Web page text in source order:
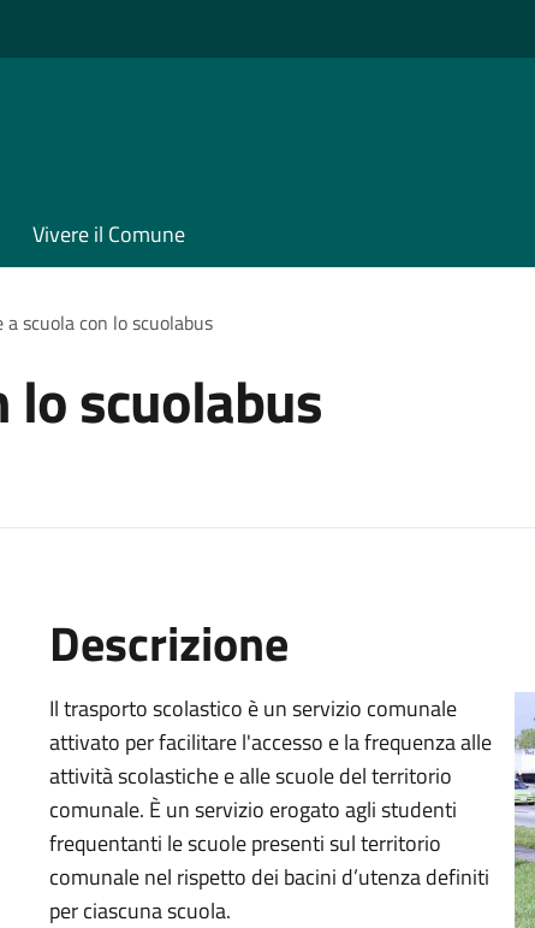
Vivere il Comune
a scuola con lo scuolabus
lo scuolabus
Descrizione
Il trasporto scolastico è un servizio comunale
attivato per facilitare l'accesso e la frequenza alle
attività scolastiche e alle scuole del territorio
comunale. È un servizio erogato agli studenti
frequentanti le scuole presenti sul territorio
comunale nel rispetto dei bacini d’utenza definiti
per ciascuna scuola.